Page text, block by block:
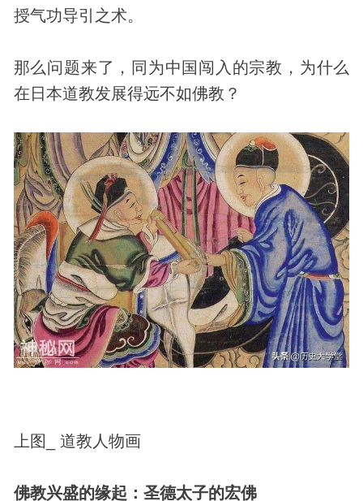
授气功导引之术。
那么问题来了，同为中国闯入的宗教，为什么
在日本道教发展得远不如佛教？
上图_ 道教人物画
佛教兴盛的缘起：圣德太子的宏佛